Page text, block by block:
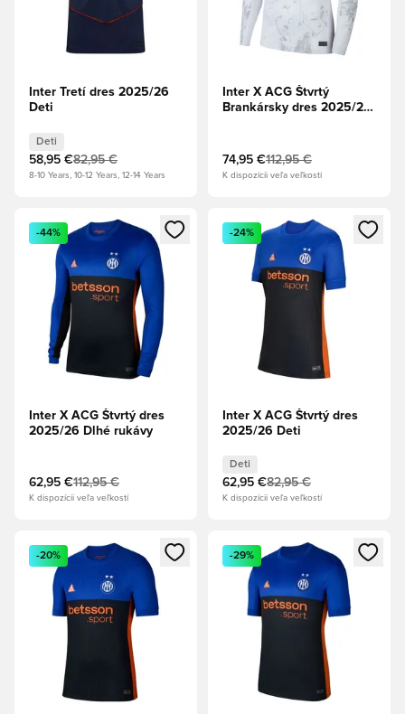
Inter Tretí dres 2025/26
Deti
Deti
58,95 €82,95 €
8-10 Years, 10-12 Years, 12-14 Years
Inter X ACG Štvrtý
Brankársky dres 2025/26
74,95 €112,95 €
K dispozícii veľa veľkostí
Otvorí modál na prihlásenie alebo registráciu ako člen
-44%
Inter X ACG Štvrtý dres
2025/26 Dlhé rukávy
62,95 €112,95 €
K dispozícii veľa veľkostí
Otvorí modál na prihlásenie
-24%
Inter X ACG Štvrtý dres
2025/26 Deti
Deti
62,95 €82,95 €
K dispozícii veľa veľkostí
Otvorí modál na prihlásenie alebo registráciu ako člen
-20%
Otvorí modál na prihlásenie
-29%